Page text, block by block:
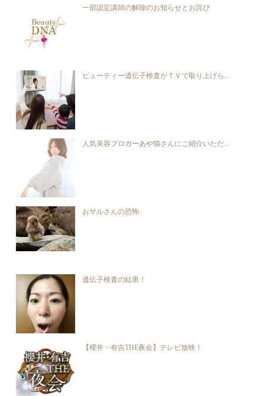
一部認定講師の解除のお知らせとお詫び
ビューティー遺伝子検査がＴＶで取り上げら...
人気美容ブロガーあや猫さんにご紹介いただ...
おサルさんの恐怖
遺伝子検査の結果！
【櫻井・有吉THE夜会】テレビ放映！